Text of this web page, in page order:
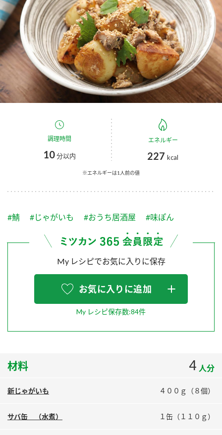
お酢ドリンク ぽん酢
みりん風・料理酒 鍋用調味料
スープ 中華
ふりかけ おすしの素
炊き込みご飯の素 米飯用調味液
ブランド・スペシャルサイト
ブランド・スペシャルサイト トップ
商品ブランドサイト
Fibee（ファイビー）
くらしプラ酢
お酢ドリンク
つゆ
PIN印
スペシャルサイト
納豆の豆知識
鍋奉行マニュアル
ロングセラー商品 ＋ おすすめレシピ
企業情報
国内事業概要
企業理念
ミツカンの歴史
ミツカンを知る
環境への取り組み
ZENB initiative
MIM（ミツカンミュージアム）
販売終了製品のご案内
よくあるご質問
ミツカン公式通販
調理時間
10分以内
エネルギー
227 kcal
※エネルギーは1人前の値
#鯖 #じゃがいも #おうち居酒屋 #味ぽん
My レシピでお気に入りに保存
お気に入りに追加
My レシピ保存数:84件
材料 4 人分
新じゃがいも ４００ｇ（８個）
サバ缶 （水煮） １缶（１１０ｇ）